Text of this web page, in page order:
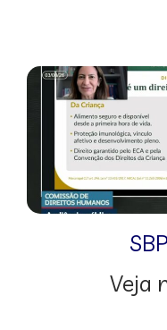
Veja